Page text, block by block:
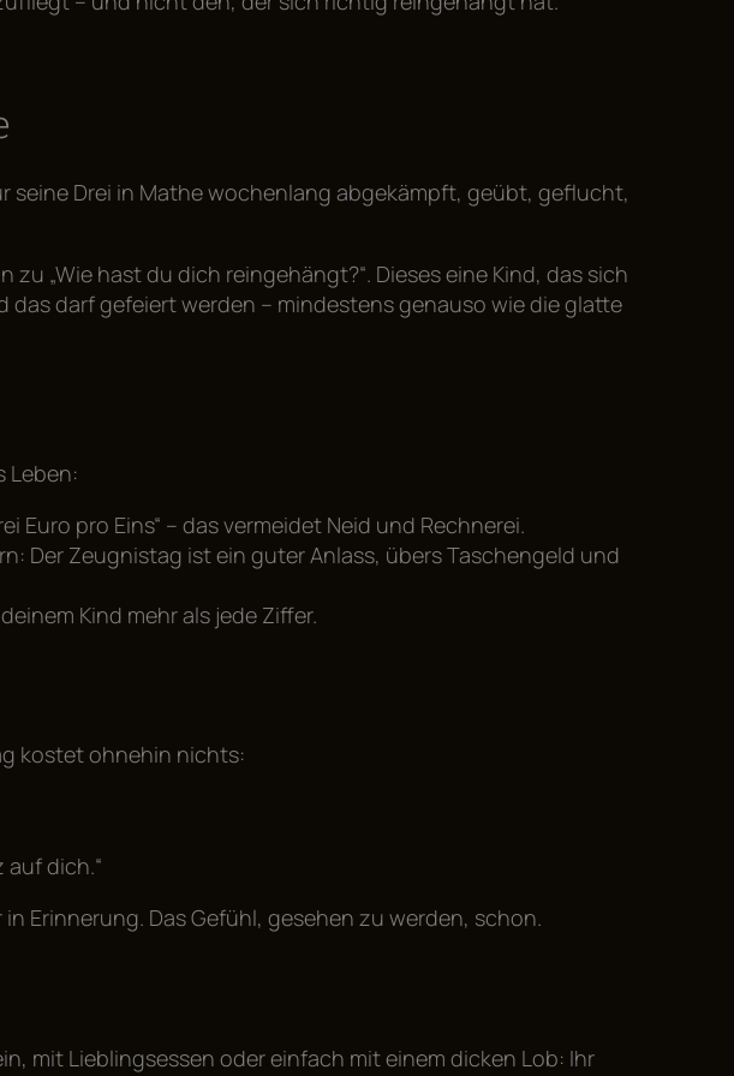
seine Drei in Mathe wochenlang abgekämpft, geübt, geflucht,
„Wie hast du dich reingehängt?“. Dieses eine Kind, das sich
darf gefeiert werden – mindestens genauso wie die glatte
Leben:
Euro pro Eins“ – das vermeidet Neid und Rechnerei.
Der Zeugnistag ist ein guter Anlass, übers Taschengeld und
Kind mehr als jede Ziffer.
kostet ohnehin nichts:
dich.“
Erinnerung. Das Gefühl, gesehen zu werden, schon.
mit Lieblingsessen oder einfach mit einem dicken Lob: Ihr